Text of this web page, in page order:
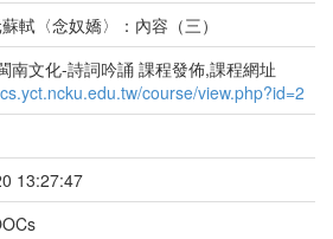
軾〈念奴嬌〉：內容（三）
南文化-詩詞吟誦 課程發佈,課程網址
course/view.php?id=2
13:27:47